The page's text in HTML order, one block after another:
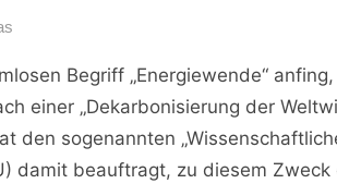
Begriff „Energiewende“
einer „Dekarbonisierung der
den sogenannten
damit beauftragt, zu diesem Zweck